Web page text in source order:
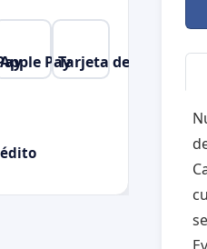
Apple PayTarjeta de crédito